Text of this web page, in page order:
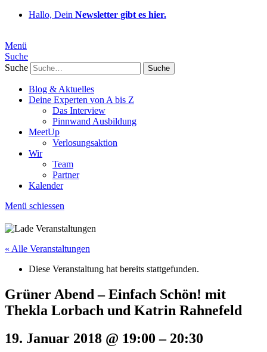
Hallo, Dein Newsletter gibt es hier.
Menü
Suche
Suche
Blog & Aktuelles
Deine Experten von A bis Z
Das Interview
Pinnwand Ausbildung
MeetUp
Verlosungsaktion
Wir
Team
Partner
Kalender
Menü schiessen
« Alle Veranstaltungen
Diese Veranstaltung hat bereits stattgefunden.
Grüner Abend – Einfach Schön! mit
Thekla Lorbach und Katrin Rahnefeld
19. Januar 2018 @ 19:00 – 20:30